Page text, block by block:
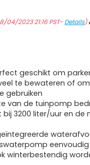
04/2023 21:16 PST- Details)
geschikt om
te bewateren of om
gebruiken
van de tuinpomp
3200 liter/uur en de
winterbestendig